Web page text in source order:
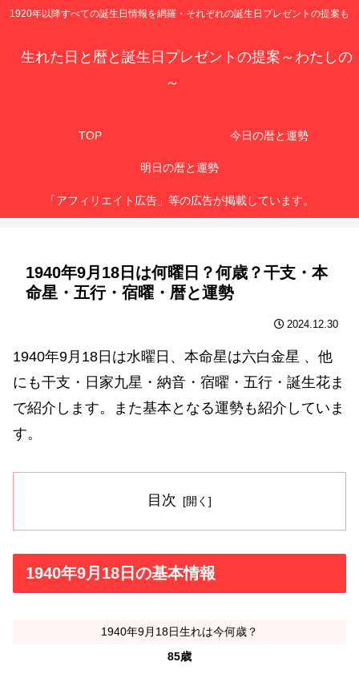
1920年以降すべての誕生日情報を網羅・それぞれの誕生日プレゼントの提案も
生れた日と暦と誕生日プレゼントの提案～わたしの
～
TOP 今日の暦と運勢
明日の暦と運勢
「アフィリエイト広告」等の広告が掲載しています。
1940年9月18日は何曜日？何歳？干支・本
命星・五行・宿曜・暦と運勢
2024.12.30
1940年9月18日は水曜日、本命星は六白金星 、他
にも干支・日家九星・納音・宿曜・五行・誕生花ま
で紹介します。また基本となる運勢も紹介していま
す。
目次
1940年9月18日の基本情報
1940年9月18日生れは今何歳？
85歳